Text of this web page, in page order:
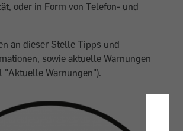
oder in Form von Telefon- und
an dieser Stelle Tipps und
sowie aktuelle Warnungen
"Aktuelle Warnungen").